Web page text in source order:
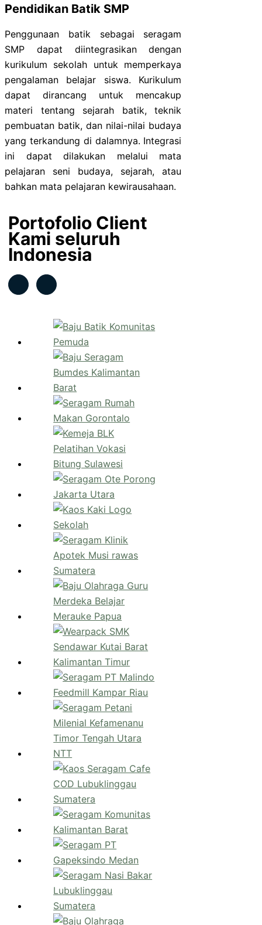
Pendidikan Batik SMP
Penggunaan batik sebagai seragam
SMP dapat diintegrasikan dengan
kurikulum sekolah untuk memperkaya
pengalaman belajar siswa. Kurikulum
dapat dirancang untuk mencakup
materi tentang sejarah batik, teknik
pembuatan batik, dan nilai-nilai budaya
yang terkandung di dalamnya. Integrasi
ini dapat dilakukan melalui mata
pelajaran seni budaya, sejarah, atau
bahkan mata pelajaran kewirausahaan.
Portofolio Client
Kami seluruh
Indonesia